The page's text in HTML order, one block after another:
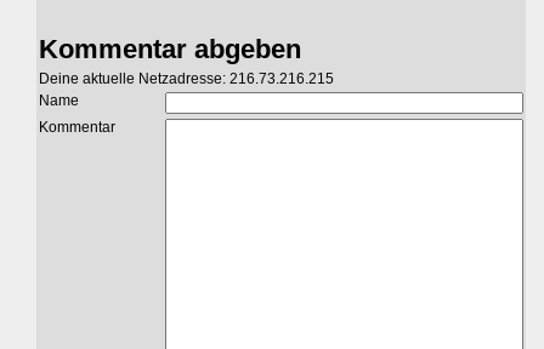
Kommentar abgeben
Deine aktuelle Netzadresse: 216.73.216.215
Name
Kommentar